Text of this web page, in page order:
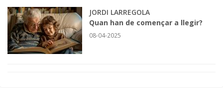
JORDI LARREGOLA
Quan han de començar a llegir?
08-04-2025